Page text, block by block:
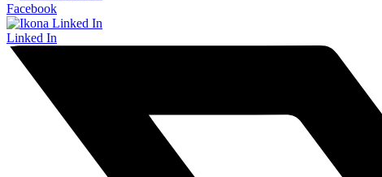
Facebook
Linked In